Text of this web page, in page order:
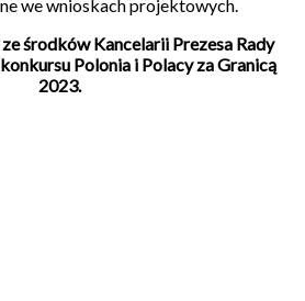
we wnioskach projektowych.
środków Kancelarii Prezesa Rady
Polonia i Polacy za Granicą
2023.